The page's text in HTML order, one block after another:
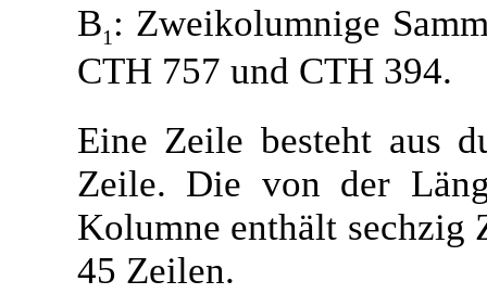
B1 : Zweikolumnige
CTH 757 und CTH 394.
Eine Zeile besteht aus
Zeile. Die von der
Kolumne enthält sechzig
45 Zeilen.